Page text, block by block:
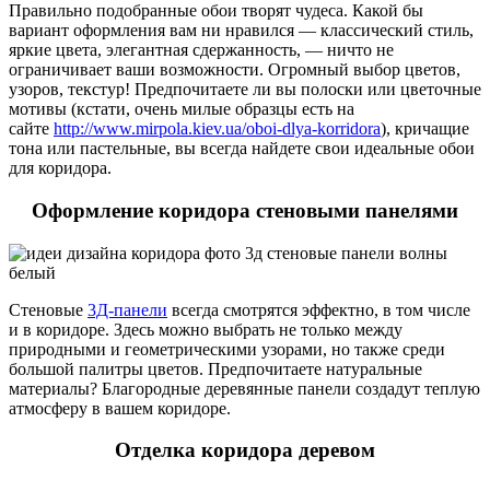
Правильно подобранные обои творят чудеса. Какой бы
вариант оформления вам ни нравился — классический стиль,
яркие цвета, элегантная сдержанность, — ничто не
ограничивает ваши возможности. Огромный выбор цветов,
узоров, текстур! Предпочитаете ли вы полоски или цветочные
мотивы (кстати, очень милые образцы есть на
сайте http://www.mirpola.kiev.ua/oboi-dlya-korridora), кричащие
тона или пастельные, вы всегда найдете свои идеальные обои
для коридора.
Оформление коридора стеновыми панелями
Стеновые 3Д-панели всегда смотрятся эффектно, в том числе
и в коридоре. Здесь можно выбрать не только между
природными и геометрическими узорами, но также среди
большой палитры цветов. Предпочитаете натуральные
материалы? Благородные деревянные панели создадут теплую
атмосферу в вашем коридоре.
Отделка коридора деревом